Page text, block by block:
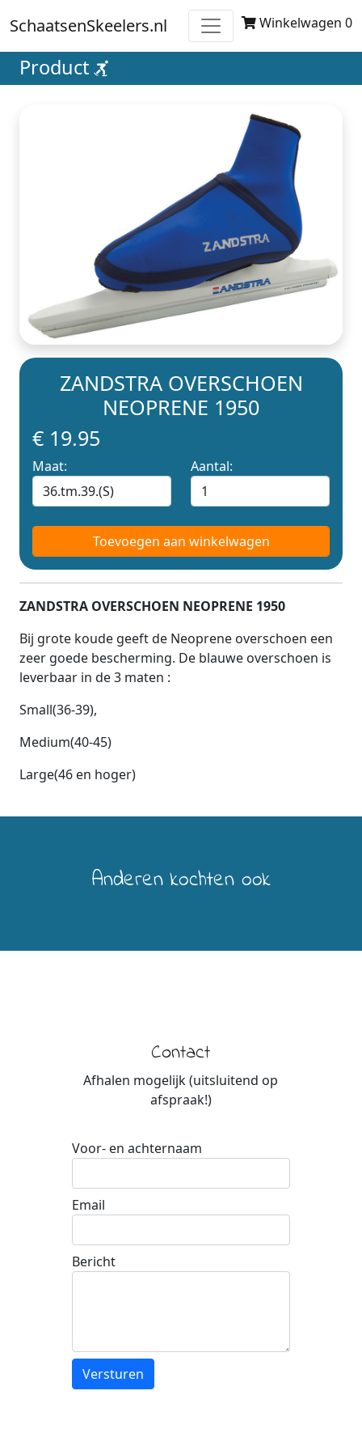
SchaatsenSkeelers.nl Winkelwagen 0
Product
ZANDSTRA OVERSCHOEN
NEOPRENE 1950
€ 19.95
Maat: Aantal:
Toevoegen aan winkelwagen
ZANDSTRA OVERSCHOEN NEOPRENE 1950
Bij grote koude geeft de Neoprene overschoen een
zeer goede bescherming. De blauwe overschoen is
leverbaar in de 3 maten :
Small(36-39),
Medium(40-45)
Large(46 en hoger)
Anderen kochten ook
Contact
Afhalen mogelijk (uitsluitend op
afspraak!)
Voor- en achternaam
Email
Bericht